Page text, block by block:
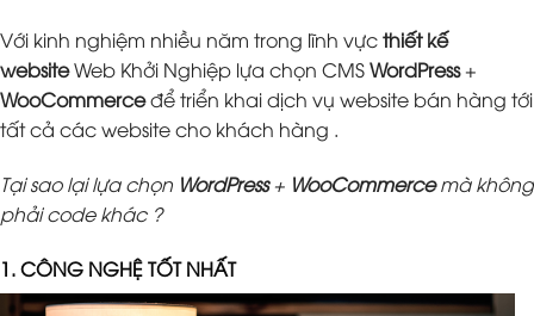
Với kinh nghiệm nhiều năm trong lĩnh vựcthiết kế
websiteWeb Khởi Nghiệp lựa chọn CMSWordPress+
WooCommerceđể triển khai dịch vụ website bán hàng tới
tất cả các website cho khách hàng .
Tại sao lại lựa chọn WordPress+ WooCommercemà không
phải code khác ?
1. CÔNG NGHỆ TỐT NHẤT